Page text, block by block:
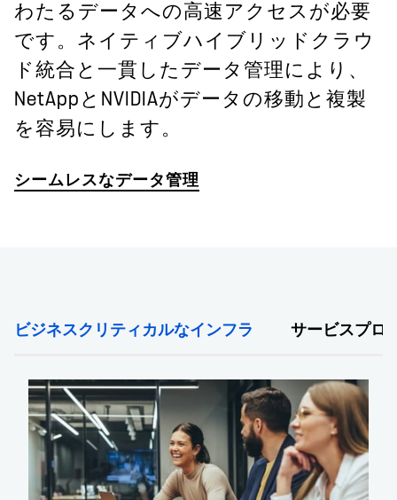
わたるデータへの高速アクセスが必要
です。ネイティブハイブリッドクラウ
ド統合と一貫したデータ管理により、
NetAppとNVIDIAがデータの移動と複製
を容易にします。
シームレスなデータ管理
ビジネスクリティカルなインフラ サービスプロ